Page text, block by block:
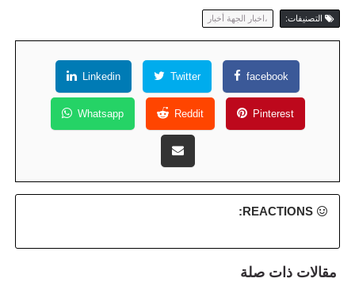
التصنيفات: ،اخبار الجهة أخبار
facebook
Twitter
Linkedin
Pinterest
Reddit
Whatsapp
REACTIONS:
مقالات ذات صلة